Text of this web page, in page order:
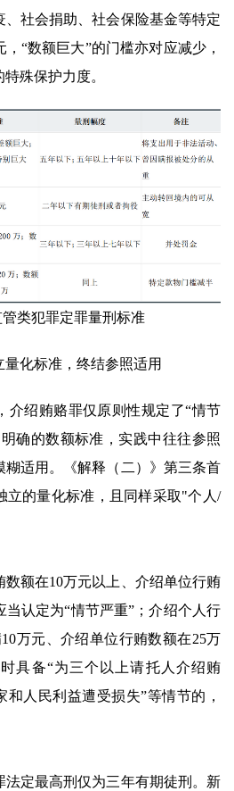
社会捐助、社会保险基金等特定
“数额巨大”的门槛亦对应减少，
殊保护力度。
类犯罪定罪量刑标准
量化标准，终结参照适用
介绍贿赂罪仅原则性规定了“情节
确的数额标准，实践中往往参照
糊适用。《解释（二）》第三条首
立的量化标准，且同样采取"个人/
额在10万元以上、介绍单位行贿
当认定为“情节严重”；介绍个人行
万元、介绍单位行贿数额在25万
具备“为三个以上请托人介绍贿
和人民利益遭受损失”等情节的，
法定最高刑仅为三年有期徒刑。新